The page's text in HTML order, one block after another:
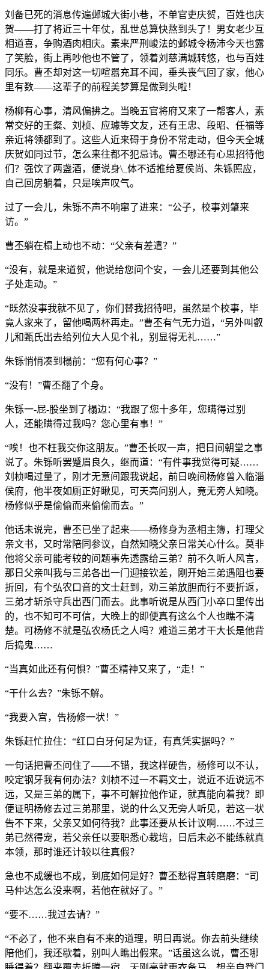
刘备已死的消息传遍邺城大街小巷，不单官吏庆贺，百姓也庆
贺——打了将近三十年仗，乱世总算快熬到头了！男女老少互
相道喜，争购酒肉相庆。素来严刑峻法的邺城令杨沛今天也露
了笑脸，街上再吵他也不管了，领着刘慈满城转悠，也与百姓
同乐。曹丕却对这一切喧嚣充耳不闻，垂头丧气回了家，他心
里有数——这辈子的前程美梦算是做到头啦！
杨柳有心事，清风偏拂之。当晚五官将府又来了一帮客人，素
常交好的王粲、刘桢、应璩等文友，还有王忠、段昭、任福等
亲近将领都到了。这些人近来碍于身份不常走动，但今天全城
庆贺如同过节，怎么来往都不犯忌讳。曹丕哪还有心思招待他
们？强饮了两盏酒，便说身\_体不适推给夏侯尚、朱铄照应，
自己回房躺着，只是唉声叹气。
过了一会儿，朱铄不声不响窜了进来：“公子，校事刘肇来
访。”
曹丕躺在榻上动也不动：“父亲有差遣？”
“没有，就是来道贺，他说给您问个安，一会儿还要到其他公
子处走动。”
“既然没事我就不见了，你们替我招待吧，虽然是个校事，毕
竟人家来了，留他喝两杯再走。”曹丕有气无力道，“另外叫叡
儿和甄氏出去给列位大人见个礼，别显得无礼……”
朱铄悄悄凑到榻前：“您有何心事？”
“没有！”曹丕翻了个身。
朱铄一-屁-股坐到了榻边：“我跟了您十多年，您瞒得过别
人，还能瞒得过我吗？您心里有事！”
“唉！也不枉我交你这朋友。”曹丕长叹一声，把日间朝堂之事
说了。朱铄听罢蹙眉良久，继而道：“有件事我觉得可疑……
刘桢喝过量了，刚才无意间跟我说起，前日晚间杨修曾入临淄
侯府，他半夜如厕正好瞅见，可天亮问别人，竟无旁人知晓。
杨修似乎是偷偷而来偷偷而去。”
他话未说完，曹丕已坐了起来——杨修身为丞相主簿，打理父
亲文书，又时常陪同参议，自然知晓父亲日常关心什么。莫非
他将父亲可能考较的问题事先透露给三弟？前不久听人风言，
那日父亲叫我与三弟各出一门迎接钦差，刚开始三弟遇阻也要
折回，有个弘农口音的文士赶到，劝三弟放胆而行不要折返，
三弟才斩杀守兵出西门而去。此事听说是从西门小卒口里传出
的，也不知可不可信，大晚上的即便真有这么个人也瞧不清
楚。可杨修不就是弘农杨氏之人吗？难道三弟才干大长是他背
后捣鬼……
“当真如此还有何惧？”曹丕精神又来了，“走！”
“干什么去？”朱铄不解。
“我要入宫，告杨修一状！”
朱铄赶忙拉住：“红口白牙何足为证，有真凭实据吗？”
一句话把曹丕问住了——不错，我这样硬告，杨修可以不认，
咬定钢牙我有何办法？刘桢不过一不羁文士，说近不近说远不
远，又是三弟的属下，事不可解拉他作证，就真能向着我？即
便证明杨修去过三弟那里，说的什么又无旁人听见，若这一状
告不下来，父亲又如何待我？此事还要从长计议啊……不过三
弟已然得宠，若父亲任以要职悉心栽培，日后未必不能练就真
本领，那时谁还计较以往真假？
急也不成缓也不成，到底如何是好？曹丕愁得直转磨磨：“司
马仲达怎么没来啊，若他在就好了。”
“要不……我过去请？”
“不必了，他不来自有不来的道理，明日再说。你去前头继续
陪他们，我还歇着，别叫人瞧出假来。”话虽这么说，曹丕哪